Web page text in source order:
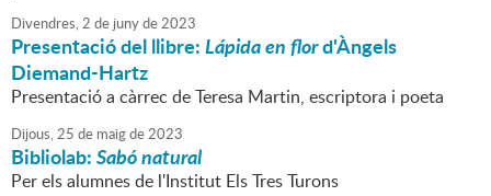
Divendres,2 de junyde2023
Presentació del llibre:Lápida en flord'Àngels
Diemand-Hartz
Presentació a càrrec de Teresa Martin, escriptora i poeta
Dijous,25 de maigde2023
Bibliolab:Sabó natural
Per els alumnes de l'Institut Els Tres Turons